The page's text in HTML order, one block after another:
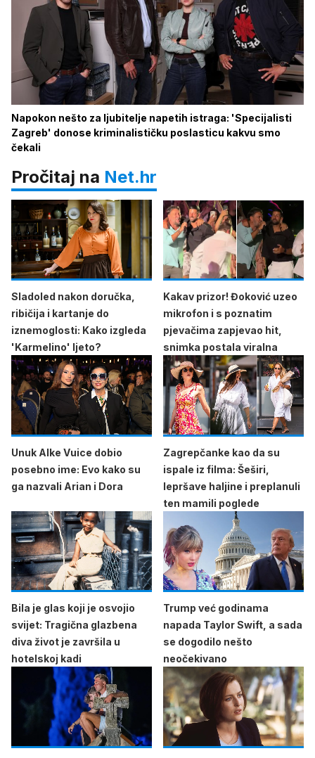
Napokon nešto za ljubitelje napetih istraga: 'Specijalisti
Zagreb' donose kriminalističku poslasticu kakvu smo
čekali
Pročitaj na Net.hr
Sladoled nakon doručka,
ribičija i kartanje do
iznemoglosti: Kako izgleda
'Karmelino' ljeto?
Kakav prizor! Đoković uzeo
mikrofon i s poznatim
pjevačima zapjevao hit,
snimka postala viralna
Unuk Alke Vuice dobio
posebno ime: Evo kako su
ga nazvali Arian i Dora
Zagrepčanke kao da su
ispale iz filma: Šeširi,
lepršave haljine i preplanuli
ten mamili poglede
Bila je glas koji je osvojio
svijet: Tragična glazbena
diva život je završila u
hotelskoj kadi
Trump već godinama
napada Taylor Swift, a sada
se dogodilo nešto
neočekivano